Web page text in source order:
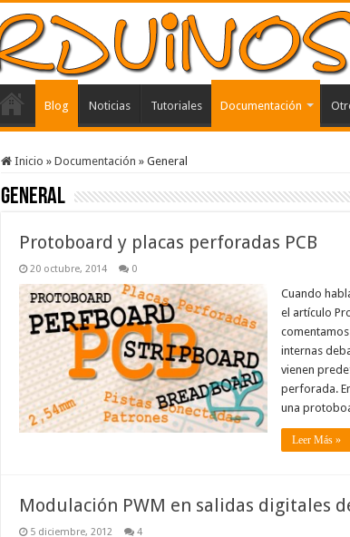
Blog Noticias Tutoriales Documentación
Inicio » Documentación » General
General
Protoboard y placas perforadas PCB
20 octubre, 2014 0
Cuando
el artículo
internas
vienen
perforada.
una
Leer Más »
Modulación PWM en salidas digitales
5 diciembre, 2012 4